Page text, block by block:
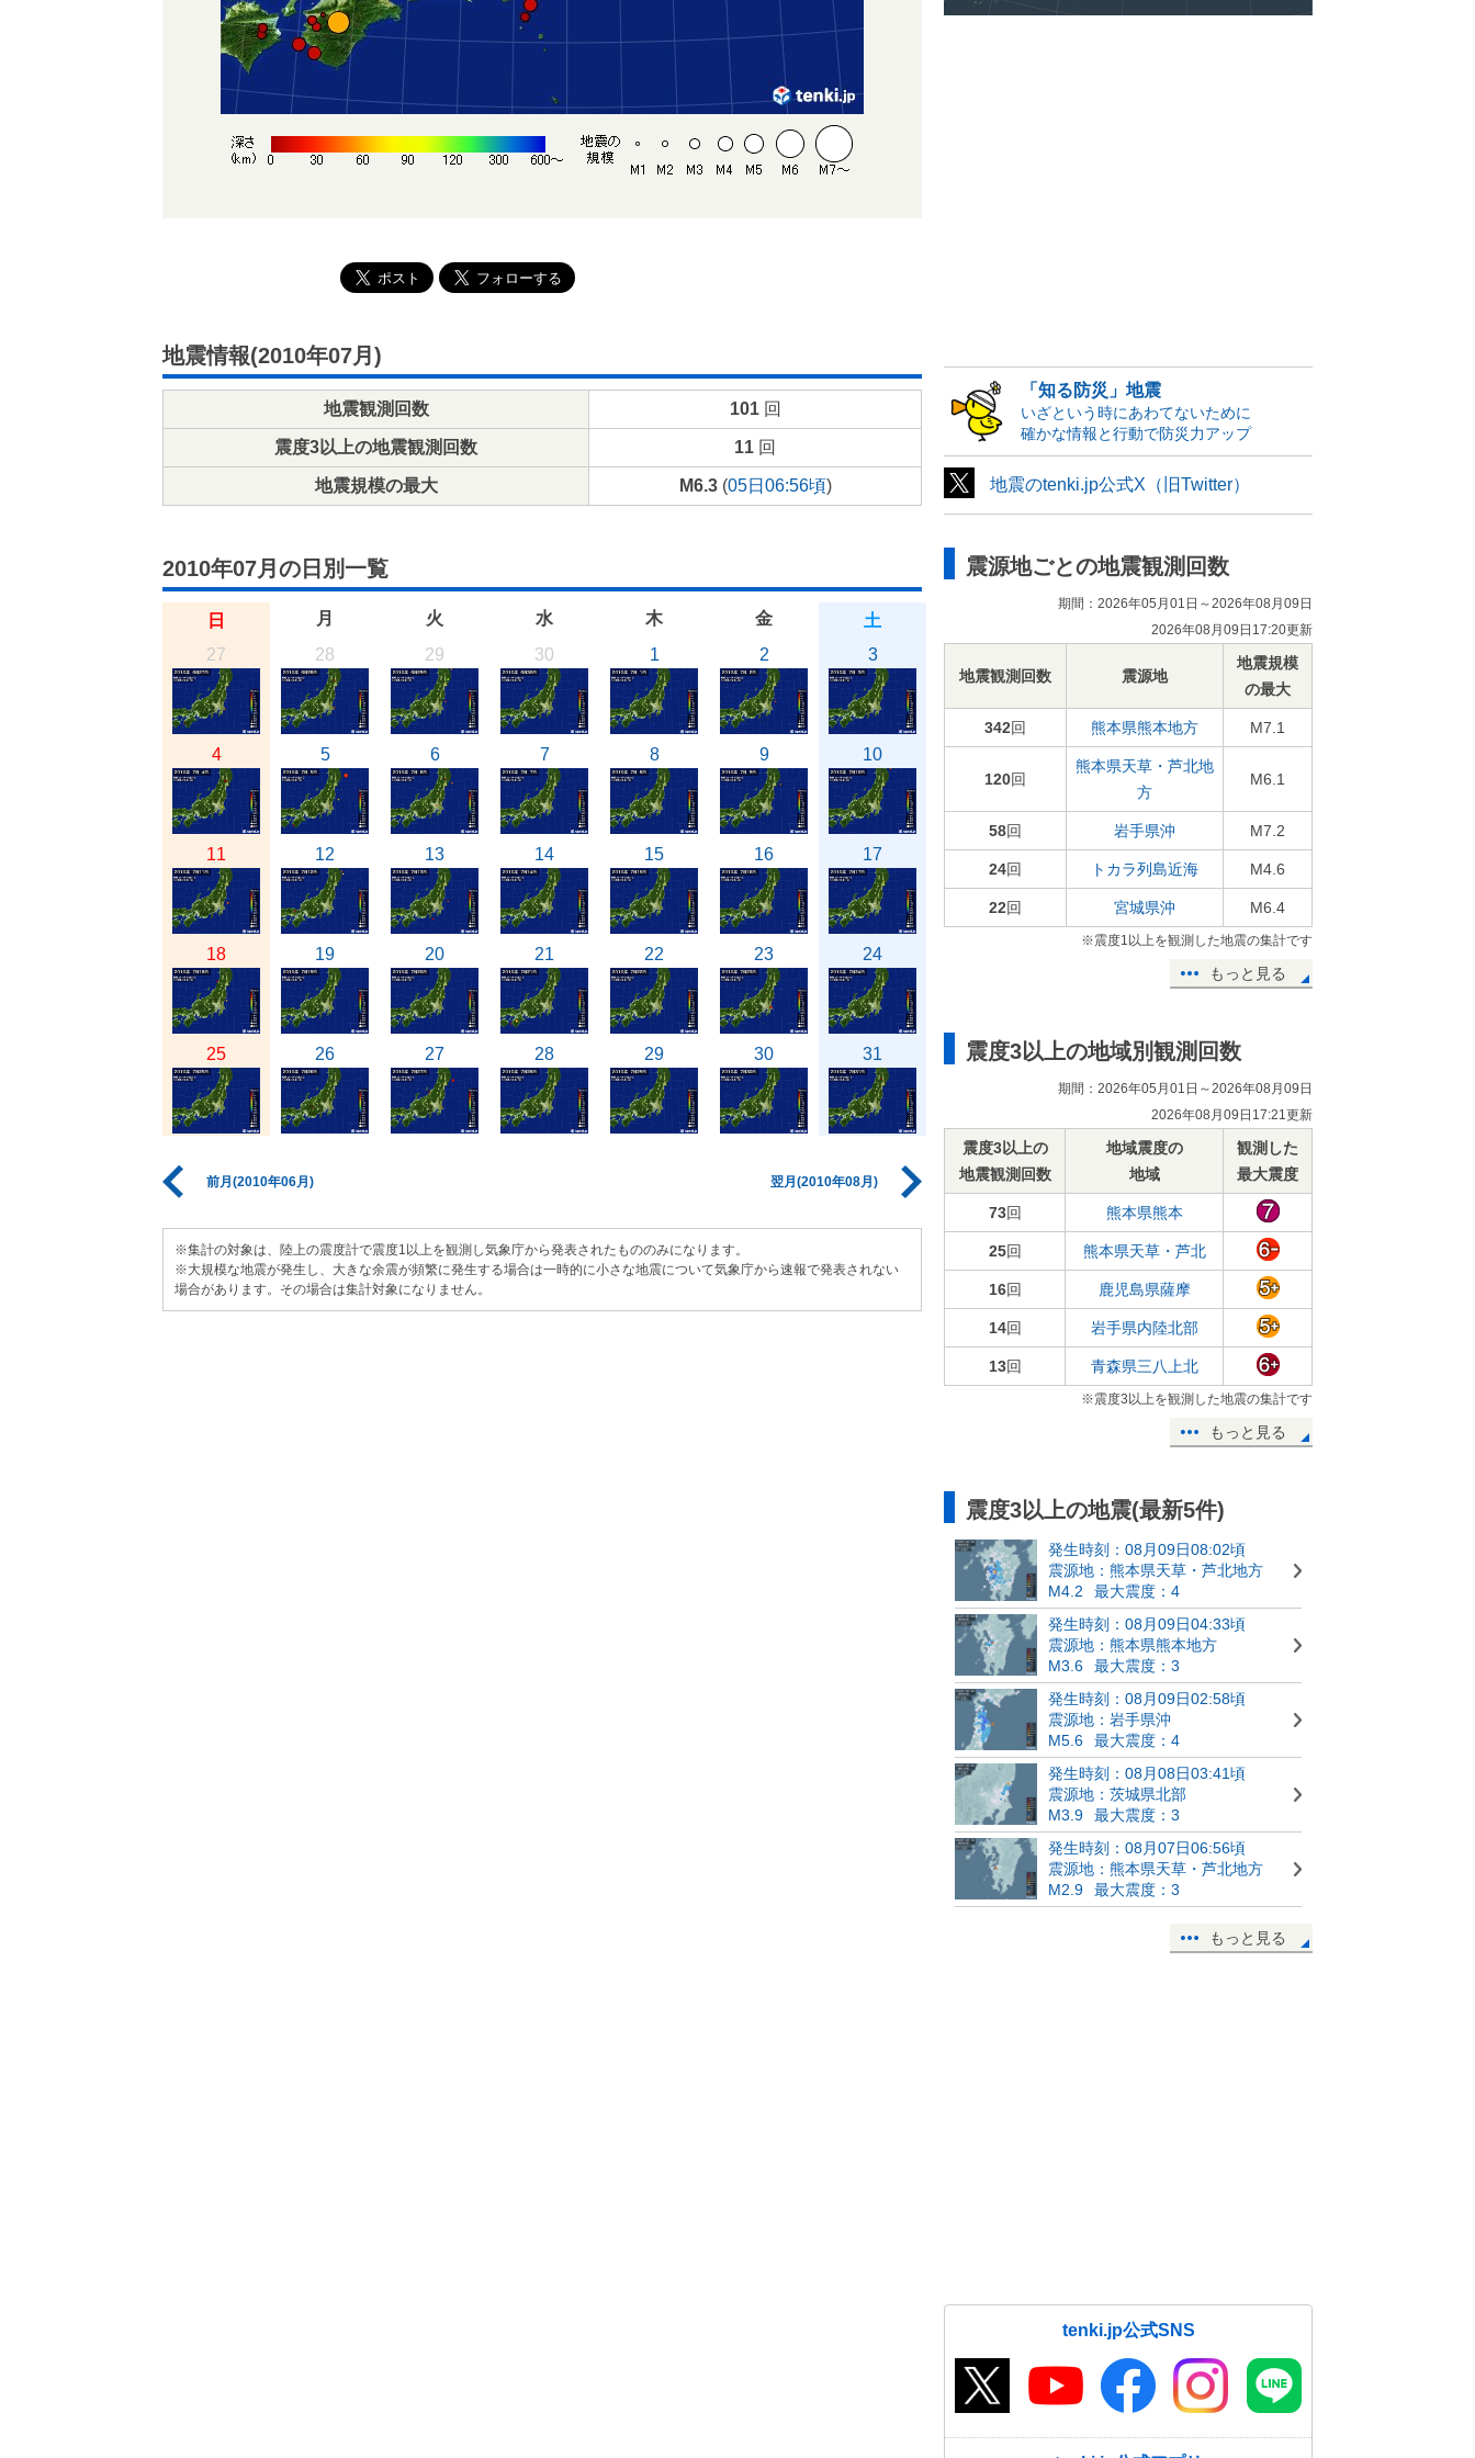
地震情報(2010年07月)
地震観測回数 101回
震度3以上の地震観測回数 11 回
地震規模の最大 M6.3(05日06:56頃)
2010年07月の日別一覧
日 月 火 水 木 金
土
27
28 29 30 1 2 3
4 5 6 7 8 9 10
11 12 13 14 15 16 17
18 19 20 21 22 23 24
25 26 27 28 29 30 31
前月(2010年06月) 翌月(2010年08月)
※集計の対象は、陸上の震度計で震度1以上を観測し気象庁から発表されたもののみになります。
※大規模な地震が発生し、大きな余震が頻繁に発生する場合は一時的に小さな地震について気象庁から速報で発表されない
場合があります。その場合は集計対象になりません。
「知る防災」地震
いざという時にあわてないために
確かな情報と行動で防災力アップ
地震のtenki.jp公式X（旧Twitter）
震源地ごとの地震観測回数
期間：2026年05月01日～2026年08月09日
2026年08月09日17:20更新
地震観測回数 震源地
地震規模
の最大
342回 熊本県熊本地方 M7.1
120回
熊本県天草・芦北地
方
M6.1
58回 岩手県沖 M7.2
24回 トカラ列島近海 M4.6
22回 宮城県沖 M6.4
※震度1以上を観測した地震の集計です
もっと見る
震度3以上の地域別観測回数
期間：2026年05月01日～2026年08月09日
2026年08月09日17:21更新
震度3以上の
地震観測回数
地域震度の
地域
観測した
最大震度
73回 熊本県熊本
25回 熊本県天草・芦北
16回 鹿児島県薩摩
14回 岩手県内陸北部
13回 青森県三八上北
※震度3以上を観測した地震の集計です
もっと見る
震度3以上の地震(最新5件)
発生時刻：08月09日08:02頃
震源地：熊本県天草・芦北地方
M4.2
最大震度：4
発生時刻：08月09日04:33頃
震源地：熊本県熊本地方
M3.6
最大震度：3
発生時刻：08月09日02:58頃
震源地：岩手県沖
M5.6
最大震度：4
発生時刻：08月08日03:41頃
震源地：茨城県北部
M3.9
最大震度：3
発生時刻：08月07日06:56頃
震源地：熊本県天草・芦北地方
M2.9
最大震度：3
もっと見る
tenki.jp公式SNS